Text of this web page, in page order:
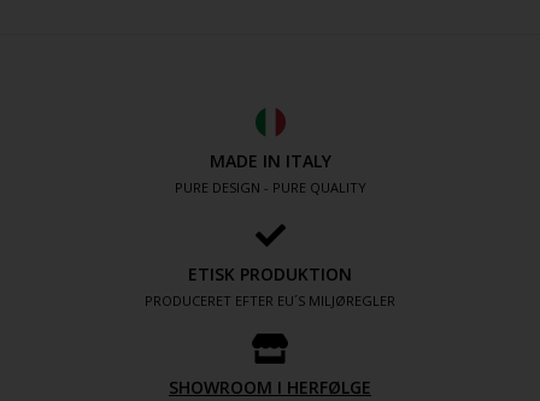
MADE IN ITALY
PURE DESIGN - PURE QUALITY
ETISK PRODUKTION
PRODUCERET EFTER EU´S MILJØREGLER
SHOWROOM I HERFØLGE